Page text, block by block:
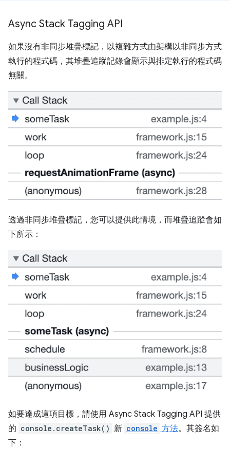
Async Stack Tagging API
如果沒有非同步堆疊標記，以複雜方式由架構以非同步方式
執行的程式碼，其堆疊追蹤記錄會顯示與排定執行的程式碼
無關。
透過非同步堆疊標記，您可以提供此情境，而堆疊追蹤會如
下所示：
如要達成這項目標，請使用 Async Stack Tagging API 提供
的 console.createTask() 新 console 方法。其簽名如
下：